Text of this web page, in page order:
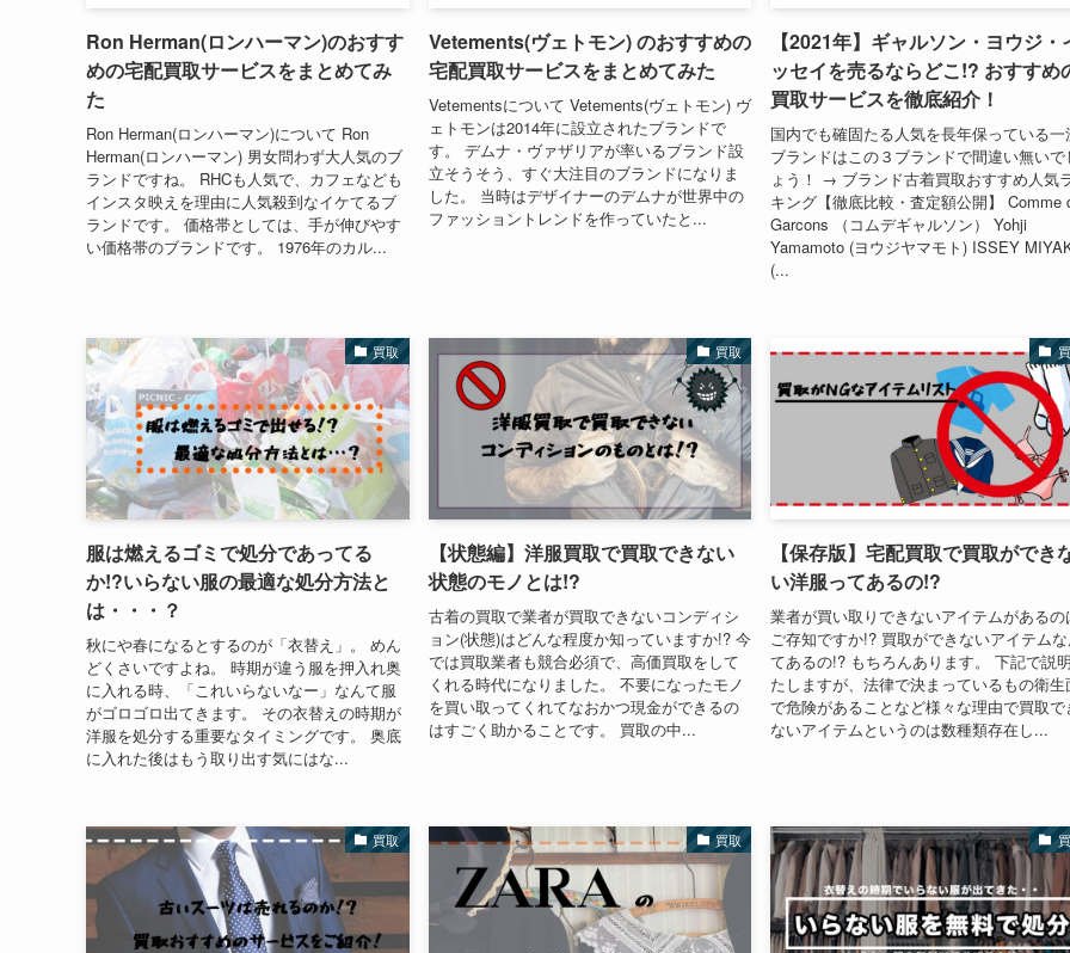
Ron Herman(ロンハーマン)のおすす
めの宅配買取サービスをまとめてみ
た
Ron Herman(ロンハーマン)について Ron
Herman(ロンハーマン) 男女問わず大人気のブ
ランドですね。 RHCも人気で、カフェなども
インスタ映えを理由に人気殺到なイケてるブ
ランドです。 価格帯としては、手が伸びやす
い価格帯のブランドです。 1976年のカル...
Vetements(ヴェトモン) のおすすめの
宅配買取サービスをまとめてみた
Vetementsについて Vetements(ヴェトモン) ヴ
ェトモンは2014年に設立されたブランドで
す。 デムナ・ヴァザリアが率いるブランド設
立そうそう、すぐ大注目のブランドになりま
した。 当時はデザイナーのデムナが世界中の
ファッショントレンドを作っていたと...
【2021年】ギャルソン・ヨウジ・
ッセイを売るならどこ!? おすすめ
買取サービスを徹底紹介！
国内でも確固たる人気を長年保っている一
ブランドはこの３ブランドで間違い無いで
ょう！ → ブランド古着買取おすすめ人気
キング【徹底比較・査定額公開】 Comme
Garcons （コムデギャルソン） Yohji
Yamamoto (ヨウジヤマモト) ISSEY
(...
買取
服は燃えるゴミで処分であってる
か!?いらない服の最適な処分方法と
は・・・？
秋にや春になるとするのが「衣替え」。 めん
どくさいですよね。 時期が違う服を押入れ奥
に入れる時、「これいらないなー」なんて服
がゴロゴロ出てきます。 その衣替えの時期が
洋服を処分する重要なタイミングです。 奥底
に入れた後はもう取り出す気にはな...
買取
【状態編】洋服買取で買取できない
状態のモノとは!?
古着の買取で業者が買取できないコンディシ
ョン(状態)はどんな程度か知っていますか!? 今
では買取業者も競合必須で、高価買取をして
くれる時代になりました。 不要になったモノ
を買い取ってくれてなおかつ現金ができるの
はすごく助かることです。 買取の中...
【保存版】宅配買取で買取ができ
い洋服ってあるの!?
業者が買い取りできないアイテムがあるの
ご存知ですか!? 買取ができないアイテム
てあるの!? もちろんあります。 下記で説
たしますが、法律で決まっているもの衛生
で危険があることなど様々な理由で買取で
ないアイテムというのは数種類存在し...
買取 買取